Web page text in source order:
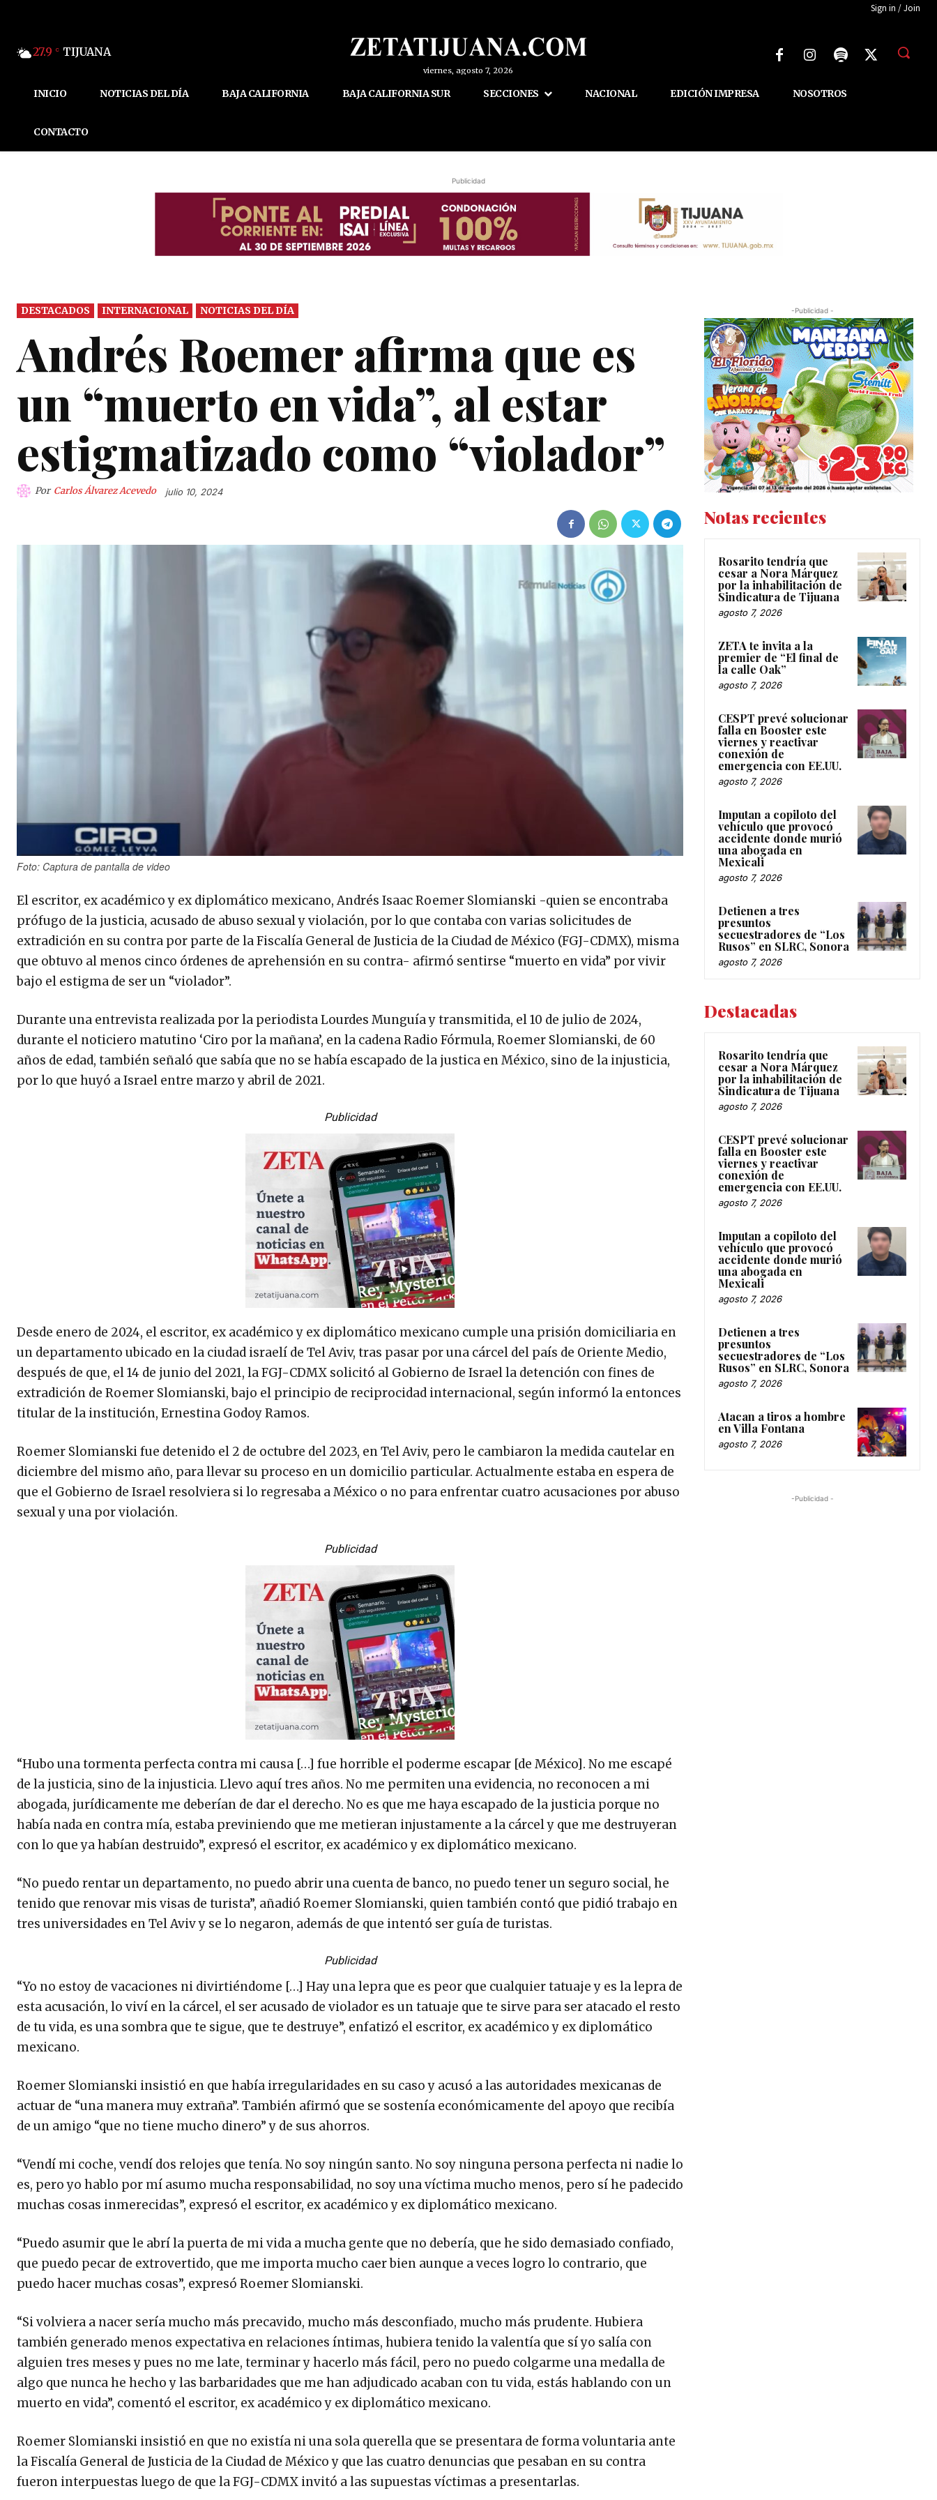
Sign in / Join
27.9 C TIJUANA
viernes, agosto 7, 2026
INICIO NOTICIAS DEL DÍA BAJA CALIFORNIA BAJA CALIFORNIA SUR SECCIONES NACIONAL EDICIÓN IMPRESA NOSOTROS
CONTACTO
Publicidad
DESTACADOS INTERNACIONAL NOTICIAS DEL DÍA
Andrés Roemer afirma que es
un “muerto en vida”, al estar
estigmatizado como “violador”
Por Carlos Álvarez Acevedo julio 10, 2024
Foto: Captura de pantalla de video
El escritor, ex académico y ex diplomático mexicano, Andrés Isaac Roemer Slomianski -quien se encontraba
prófugo de la justicia, acusado de abuso sexual y violación, por lo que contaba con varias solicitudes de
extradición en su contra por parte de la Fiscalía General de Justicia de la Ciudad de México (FGJ-CDMX), misma
que obtuvo al menos cinco órdenes de aprehensión en su contra- afirmó sentirse “muerto en vida” por vivir
bajo el estigma de ser un “violador”.
Durante una entrevista realizada por la periodista Lourdes Munguía y transmitida, el 10 de julio de 2024,
durante el noticiero matutino ‘Ciro por la mañana’, en la cadena Radio Fórmula, Roemer Slomianski, de 60
años de edad, también señaló que sabía que no se había escapado de la justica en México, sino de la injusticia,
por lo que huyó a Israel entre marzo y abril de 2021.
Publicidad
Desde enero de 2024, el escritor, ex académico y ex diplomático mexicano cumple una prisión domiciliaria en
un departamento ubicado en la ciudad israelí de Tel Aviv, tras pasar por una cárcel del país de Oriente Medio,
después de que, el 14 de junio del 2021, la FGJ-CDMX solicitó al Gobierno de Israel la detención con fines de
extradición de Roemer Slomianski, bajo el principio de reciprocidad internacional, según informó la entonces
titular de la institución, Ernestina Godoy Ramos.
Roemer Slomianski fue detenido el 2 de octubre del 2023, en Tel Aviv, pero le cambiaron la medida cautelar en
diciembre del mismo año, para llevar su proceso en un domicilio particular. Actualmente estaba en espera de
que el Gobierno de Israel resolviera si lo regresaba a México o no para enfrentar cuatro acusaciones por abuso
sexual y una por violación.
Publicidad
“Hubo una tormenta perfecta contra mi causa […] fue horrible el poderme escapar [de México]. No me escapé
de la justicia, sino de la injusticia. Llevo aquí tres años. No me permiten una evidencia, no reconocen a mi
abogada, jurídicamente me deberían de dar el derecho. No es que me haya escapado de la justicia porque no
había nada en contra mía, estaba previniendo que me metieran injustamente a la cárcel y que me destruyeran
con lo que ya habían destruido”, expresó el escritor, ex académico y ex diplomático mexicano.
“No puedo rentar un departamento, no puedo abrir una cuenta de banco, no puedo tener un seguro social, he
tenido que renovar mis visas de turista”, añadió Roemer Slomianski, quien también contó que pidió trabajo en
tres universidades en Tel Aviv y se lo negaron, además de que intentó ser guía de turistas.
Publicidad
“Yo no estoy de vacaciones ni divirtiéndome […] Hay una lepra que es peor que cualquier tatuaje y es la lepra de
esta acusación, lo viví en la cárcel, el ser acusado de violador es un tatuaje que te sirve para ser atacado el resto
de tu vida, es una sombra que te sigue, que te destruye”, enfatizó el escritor, ex académico y ex diplomático
mexicano.
Roemer Slomianski insistió en que había irregularidades en su caso y acusó a las autoridades mexicanas de
actuar de “una manera muy extraña”. También afirmó que se sostenía económicamente del apoyo que recibía
de un amigo “que no tiene mucho dinero” y de sus ahorros.
“Vendí mi coche, vendí dos relojes que tenía. No soy ningún santo. No soy ninguna persona perfecta ni nadie lo
es, pero yo hablo por mí asumo mucha responsabilidad, no soy una víctima mucho menos, pero sí he padecido
muchas cosas inmerecidas”, expresó el escritor, ex académico y ex diplomático mexicano.
“Puedo asumir que le abrí la puerta de mi vida a mucha gente que no debería, que he sido demasiado confiado,
que puedo pecar de extrovertido, que me importa mucho caer bien aunque a veces logro lo contrario, que
puedo hacer muchas cosas”, expresó Roemer Slomianski.
“Si volviera a nacer sería mucho más precavido, mucho más desconfiado, mucho más prudente. Hubiera
también generado menos expectativa en relaciones íntimas, hubiera tenido la valentía que sí yo salía con
alguien tres meses y pues no me late, terminar y hacerlo más fácil, pero no puedo colgarme una medalla de
algo que nunca he hecho y las barbaridades que me han adjudicado acaban con tu vida, estás hablando con un
muerto en vida”, comentó el escritor, ex académico y ex diplomático mexicano.
Roemer Slomianski insistió en que no existía ni una sola querella que se presentara de forma voluntaria ante
la Fiscalía General de Justicia de la Ciudad de México y que las cuatro denuncias que pesaban en su contra
fueron interpuestas luego de que la FGJ-CDMX invitó a las supuestas víctimas a presentarlas.
-Publicidad -
Notas recientes
Rosarito tendría que
cesar a Nora Márquez
por la inhabilitación de
Sindicatura de Tijuana
agosto 7, 2026
ZETA te invita a la
premier de “El final de
la calle Oak”
agosto 7, 2026
CESPT prevé solucionar
falla en Booster este
viernes y reactivar
conexión de
emergencia con EE.UU.
agosto 7, 2026
Imputan a copiloto del
vehículo que provocó
accidente donde murió
una abogada en
Mexicali
agosto 7, 2026
Detienen a tres
presuntos
secuestradores de “Los
Rusos” en SLRC, Sonora
agosto 7, 2026
Destacadas
Rosarito tendría que
cesar a Nora Márquez
por la inhabilitación de
Sindicatura de Tijuana
agosto 7, 2026
CESPT prevé solucionar
falla en Booster este
viernes y reactivar
conexión de
emergencia con EE.UU.
agosto 7, 2026
Imputan a copiloto del
vehículo que provocó
accidente donde murió
una abogada en
Mexicali
agosto 7, 2026
Detienen a tres
presuntos
secuestradores de “Los
Rusos” en SLRC, Sonora
agosto 7, 2026
Atacan a tiros a hombre
en Villa Fontana
agosto 7, 2026
-Publicidad -